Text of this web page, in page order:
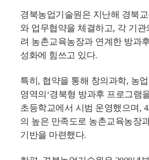
경북농업기술원은 지난해 경북
와 업무협약을 체결하고, 각 기
려 농촌교육농장과 연계한 방과
성화에 힘쓰고 있다.
특히, 협약을 통해 창의과학, 농업
영역의‘경북형 방과후 프로그램
초등학교에서 시범 운영했으며,
의 높은 만족도로 농촌교육농장
기반을 마련했다.